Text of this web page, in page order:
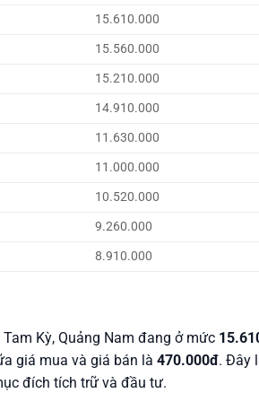
15.610.000
15.560.000
15.210.000
14.910.000
11.630.000
11.000.000
10.520.000
9.260.000
8.910.000
Kỳ, Quảng Nam đang ở mức
giá mua và giá bán là 470.000đ. Đây
đích tích trữ và đầu tư.